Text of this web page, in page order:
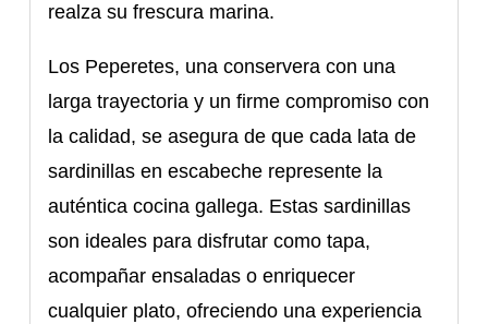
realza su frescura marina.
Los Peperetes, una conservera con una
larga trayectoria y un firme compromiso con
la calidad, se asegura de que cada lata de
sardinillas en escabeche represente la
auténtica cocina gallega. Estas sardinillas
son ideales para disfrutar como tapa,
acompañar ensaladas o enriquecer
cualquier plato, ofreciendo una experiencia